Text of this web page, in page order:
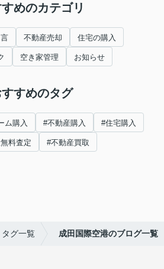
めのカテゴリ
不動産売却 住宅の購入
空き家管理 お知らせ
すめのタグ
ム購入 #不動産購入 #住宅購入
料査定 #不動産買取
タグ一覧 成田国際空港のブログ一覧